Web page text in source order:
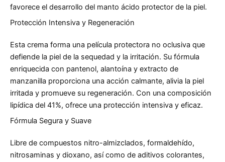
favorece el desarrollo del manto ácido protector de la piel.
Protección Intensiva y Regeneración
Esta crema forma una película protectora no oclusiva que
defiende la piel de la sequedad y la irritación. Su fórmula
enriquecida con pantenol, alantoína y extracto de
manzanilla proporciona una acción calmante, alivia la piel
irritada y promueve su regeneración. Con una composición
lipídica del 41%, ofrece una protección intensiva y eficaz.
Fórmula Segura y Suave
Libre de compuestos nitro-almizclados, formaldehído,
nitrosaminas y dioxano, así como de aditivos colorantes,